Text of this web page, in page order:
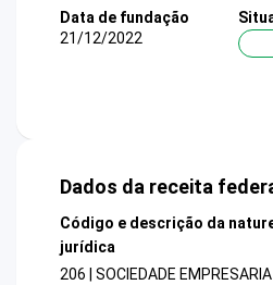
Data de fundação
21/12/2022
Dados da receita
Código e descrição da
jurídica
206 | SOCIEDADE EMPRESARIA